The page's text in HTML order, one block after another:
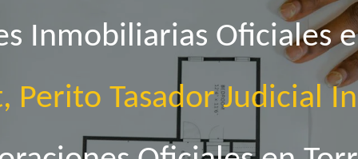
Inmobiliarias Oficiales
Perito Tasador Judicial